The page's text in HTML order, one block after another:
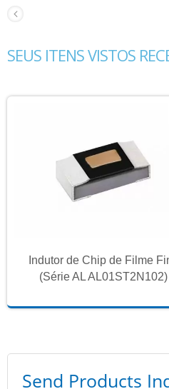
SEUS ITENS VISTOS
Indutor de Chip de Filme
(Série AL AL01ST2N102)